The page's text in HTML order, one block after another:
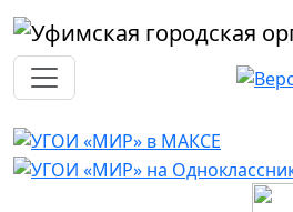
Перейти к основному содержанию